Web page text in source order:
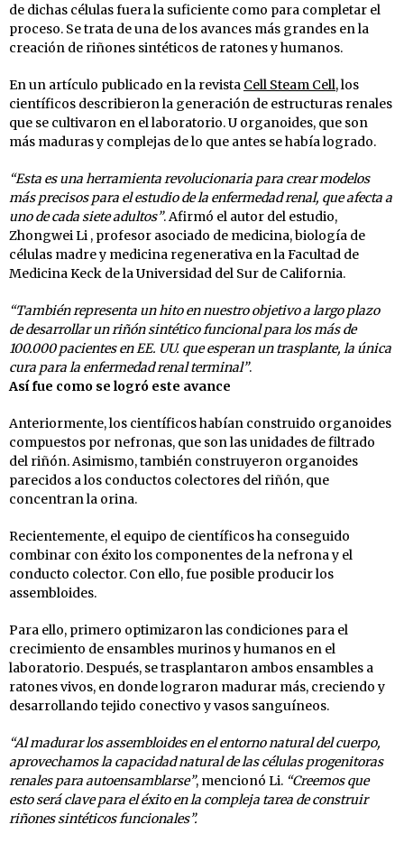
de dichas células fuera la suficiente como para completar el
proceso. Se trata de una de los avances más grandes en la
creación de riñones sintéticos de ratones y humanos.
En un artículo publicado en la revista Cell Steam Cell, los
científicos describieron la generación de estructuras renales
que se cultivaron en el laboratorio. U organoides, que son
más maduras y complejas de lo que antes se había logrado.
“Esta es una herramienta revolucionaria para crear modelos
más precisos para el estudio de la enfermedad renal, que afecta a
uno de cada siete adultos”. Afirmó el autor del estudio,
Zhongwei Li , profesor asociado de medicina, biología de
células madre y medicina regenerativa en la Facultad de
Medicina Keck de la Universidad del Sur de California.
“También representa un hito en nuestro objetivo a largo plazo
de desarrollar un riñón sintético funcional para los más de
100.000 pacientes en EE. UU. que esperan un trasplante, la única
cura para la enfermedad renal terminal”.
Así fue como se logró este avance
Anteriormente, los científicos habían construido organoides
compuestos por nefronas, que son las unidades de filtrado
del riñón. Asimismo, también construyeron organoides
parecidos a los conductos colectores del riñón, que
concentran la orina.
Recientemente, el equipo de científicos ha conseguido
combinar con éxito los componentes de la nefrona y el
conducto colector. Con ello, fue posible producir los
assembloides.
Para ello, primero optimizaron las condiciones para el
crecimiento de ensambles murinos y humanos en el
laboratorio. Después, se trasplantaron ambos ensambles a
ratones vivos, en donde lograron madurar más, creciendo y
desarrollando tejido conectivo y vasos sanguíneos.
“Al madurar los assembloides en el entorno natural del cuerpo,
aprovechamos la capacidad natural de las células progenitoras
renales para autoensamblarse”, mencionó Li. “Creemos que
esto será clave para el éxito en la compleja tarea de construir
riñones sintéticos funcionales”.